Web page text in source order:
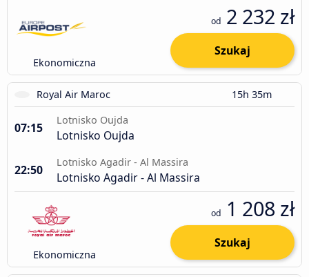
Ekonomiczna
od 2 232 zł
Szukaj
Royal Air Maroc 15h 35m
07:15
Lotnisko Oujda
Lotnisko Oujda
22:50
Lotnisko Agadir - Al Massira
Lotnisko Agadir - Al Massira
Ekonomiczna
od 1 208 zł
Szukaj